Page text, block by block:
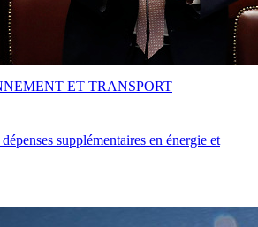
supplémentaires en énergie et
ET TRANSPORT